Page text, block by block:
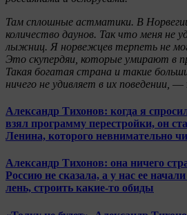
Там сплошные астматики. В
количество даунов. Так что меня не
лыжниц. Я норвежцев терпеть не
Это скупердяи, которые умирают в
Такая богатая страна и такие
ничего не удивляет в их поведении, —
Александр Тихонов: когда я
взял программу перестройки, он
Ленина, которого невнимательно
Александр Тихонов: она ничего
Россию не сказала, а у нас ее
лень, строить какие-то обиды